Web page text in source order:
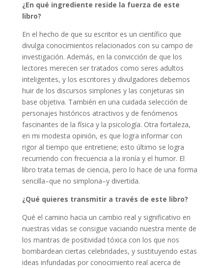
¿En qué ingrediente reside la fuerza de este
libro?
En el hecho de que su escritor es un científico que
divulga conocimientos relacionados con su campo de
investigación. Además, en la convicción de que los
lectores merecen ser tratados como seres adultos
inteligentes, y los escritores y divulgadores debemos
huir de los discursos simplones y las conjeturas sin
base objetiva. También en una cuidada selección de
personajes históricos atractivos y de fenómenos
fascinantes de la física y la psicología. Otra fortaleza,
en mi modesta opinión, es que logra informar con
rigor al tiempo que entretiene; esto último se logra
recurriendo con frecuencia a la ironía y el humor. El
libro trata temas de ciencia, pero lo hace de una forma
sencilla–que no simplona–y divertida.
¿Qué quieres transmitir a través de este libro?
Qué el camino hacia un cambio real y significativo en
nuestras vidas se consigue vaciando nuestra mente de
los mantras de positividad tóxica con los que nos
bombardean ciertas celebridades, y sustituyendo estas
ideas infundadas por conocimiento real acerca de